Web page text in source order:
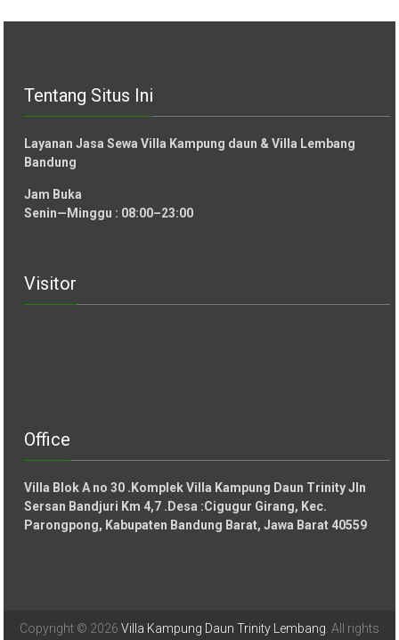
Tentang Situs Ini
Layanan Jasa Sewa Villa Kampung daun & Villa Lembang
Bandung
Jam Buka
Senin—Minggu : 08:00–23:00
Visitor
Office
Villa Blok A no 30 .Komplek Villa Kampung Daun Trinity Jln
Sersan Bandjuri Km 4,7 .Desa :Cigugur Girang, Kec.
Parongpong, Kabupaten Bandung Barat, Jawa Barat 40559
Copyright © 2026 Villa Kampung Daun Trinity Lembang. All rights